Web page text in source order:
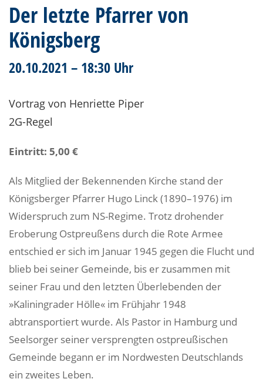
Der letzte Pfarrer von
Königsberg
20.10.2021 – 18:30 Uhr
Vortrag von Henriette Piper
2G-Regel
Eintritt: 5,00 €
Als Mitglied der Bekennenden Kirche stand der
Königsberger Pfarrer Hugo Linck (1890–1976) im
Widerspruch zum NS-Regime. Trotz drohender
Eroberung Ostpreußens durch die Rote Armee
entschied er sich im Januar 1945 gegen die Flucht und
blieb bei seiner Gemeinde, bis er zusammen mit
seiner Frau und den letzten Überlebenden der
»Kaliningrader Hölle« im Frühjahr 1948
abtransportiert wurde. Als Pastor in Hamburg und
Seelsorger seiner versprengten ostpreußischen
Gemeinde begann er im Nordwesten Deutschlands
ein zweites Leben.